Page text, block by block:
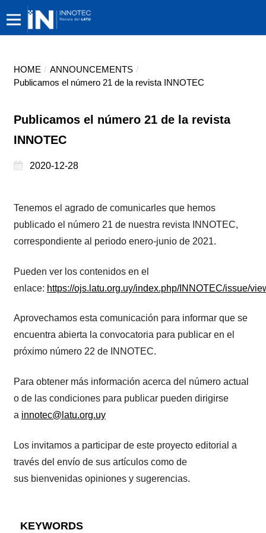
HOME / ANNOUNCEMENTS /
Publicamos el número 21 de la revista INNOTEC
Publicamos el número 21 de la revista
INNOTEC
2020-12-28
Tenemos el agrado de comunicarles que hemos
publicado el número 21 de nuestra revista INNOTEC,
correspondiente al periodo enero-junio de 2021.
Pueden ver los contenidos en el
enlace: https://ojs.latu.org.uy/index.php/INNOTEC/issue/
Aprovechamos esta comunicación para informar que se
encuentra abierta la convocatoria para publicar en el
próximo número 22 de INNOTEC.
Para obtener más información acerca del número actual
o de las condiciones para publicar pueden dirigirse
a innotec@latu.org.uy
Los invitamos a participar de este proyecto editorial a
través del envío de sus artículos como de
sus bienvenidas opiniones y sugerencias.
KEYWORDS